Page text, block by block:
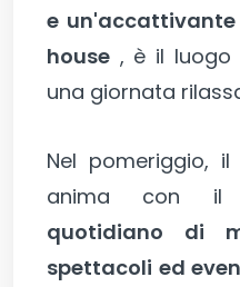
e un'accattivante
house , è il luogo
una giornata
Nel pomeriggio,
anima con
quotidiano di
spettacoli ed